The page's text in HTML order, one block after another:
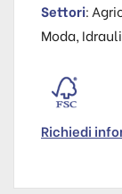
Settori:
Moda,
Richiedi